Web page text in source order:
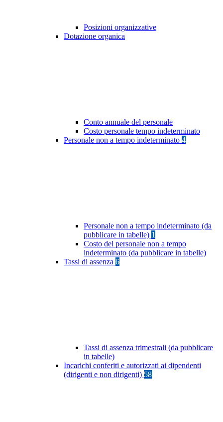
Posizioni organizzative
Dotazione organica
Conto annuale del personale
Costo personale tempo indeterminato
Personale non a tempo indeterminato 4
Personale non a tempo indeterminato (da
pubblicare in tabelle) 1
Costo del personale non a tempo
indeterminato (da pubblicare in tabelle)
Tassi di assenza 6
Tassi di assenza trimestrali (da pubblicare
in tabelle)
Incarichi conferiti e autorizzati ai dipendenti
(dirigenti e non dirigenti) 58